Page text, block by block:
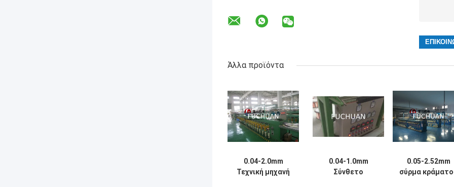
Άλλα προϊόντα
0.04-2.0mm
Τεχνική μηχανή
0.04-1.0mm
Σύνθετο
0.05-2.52mm
σύρμα